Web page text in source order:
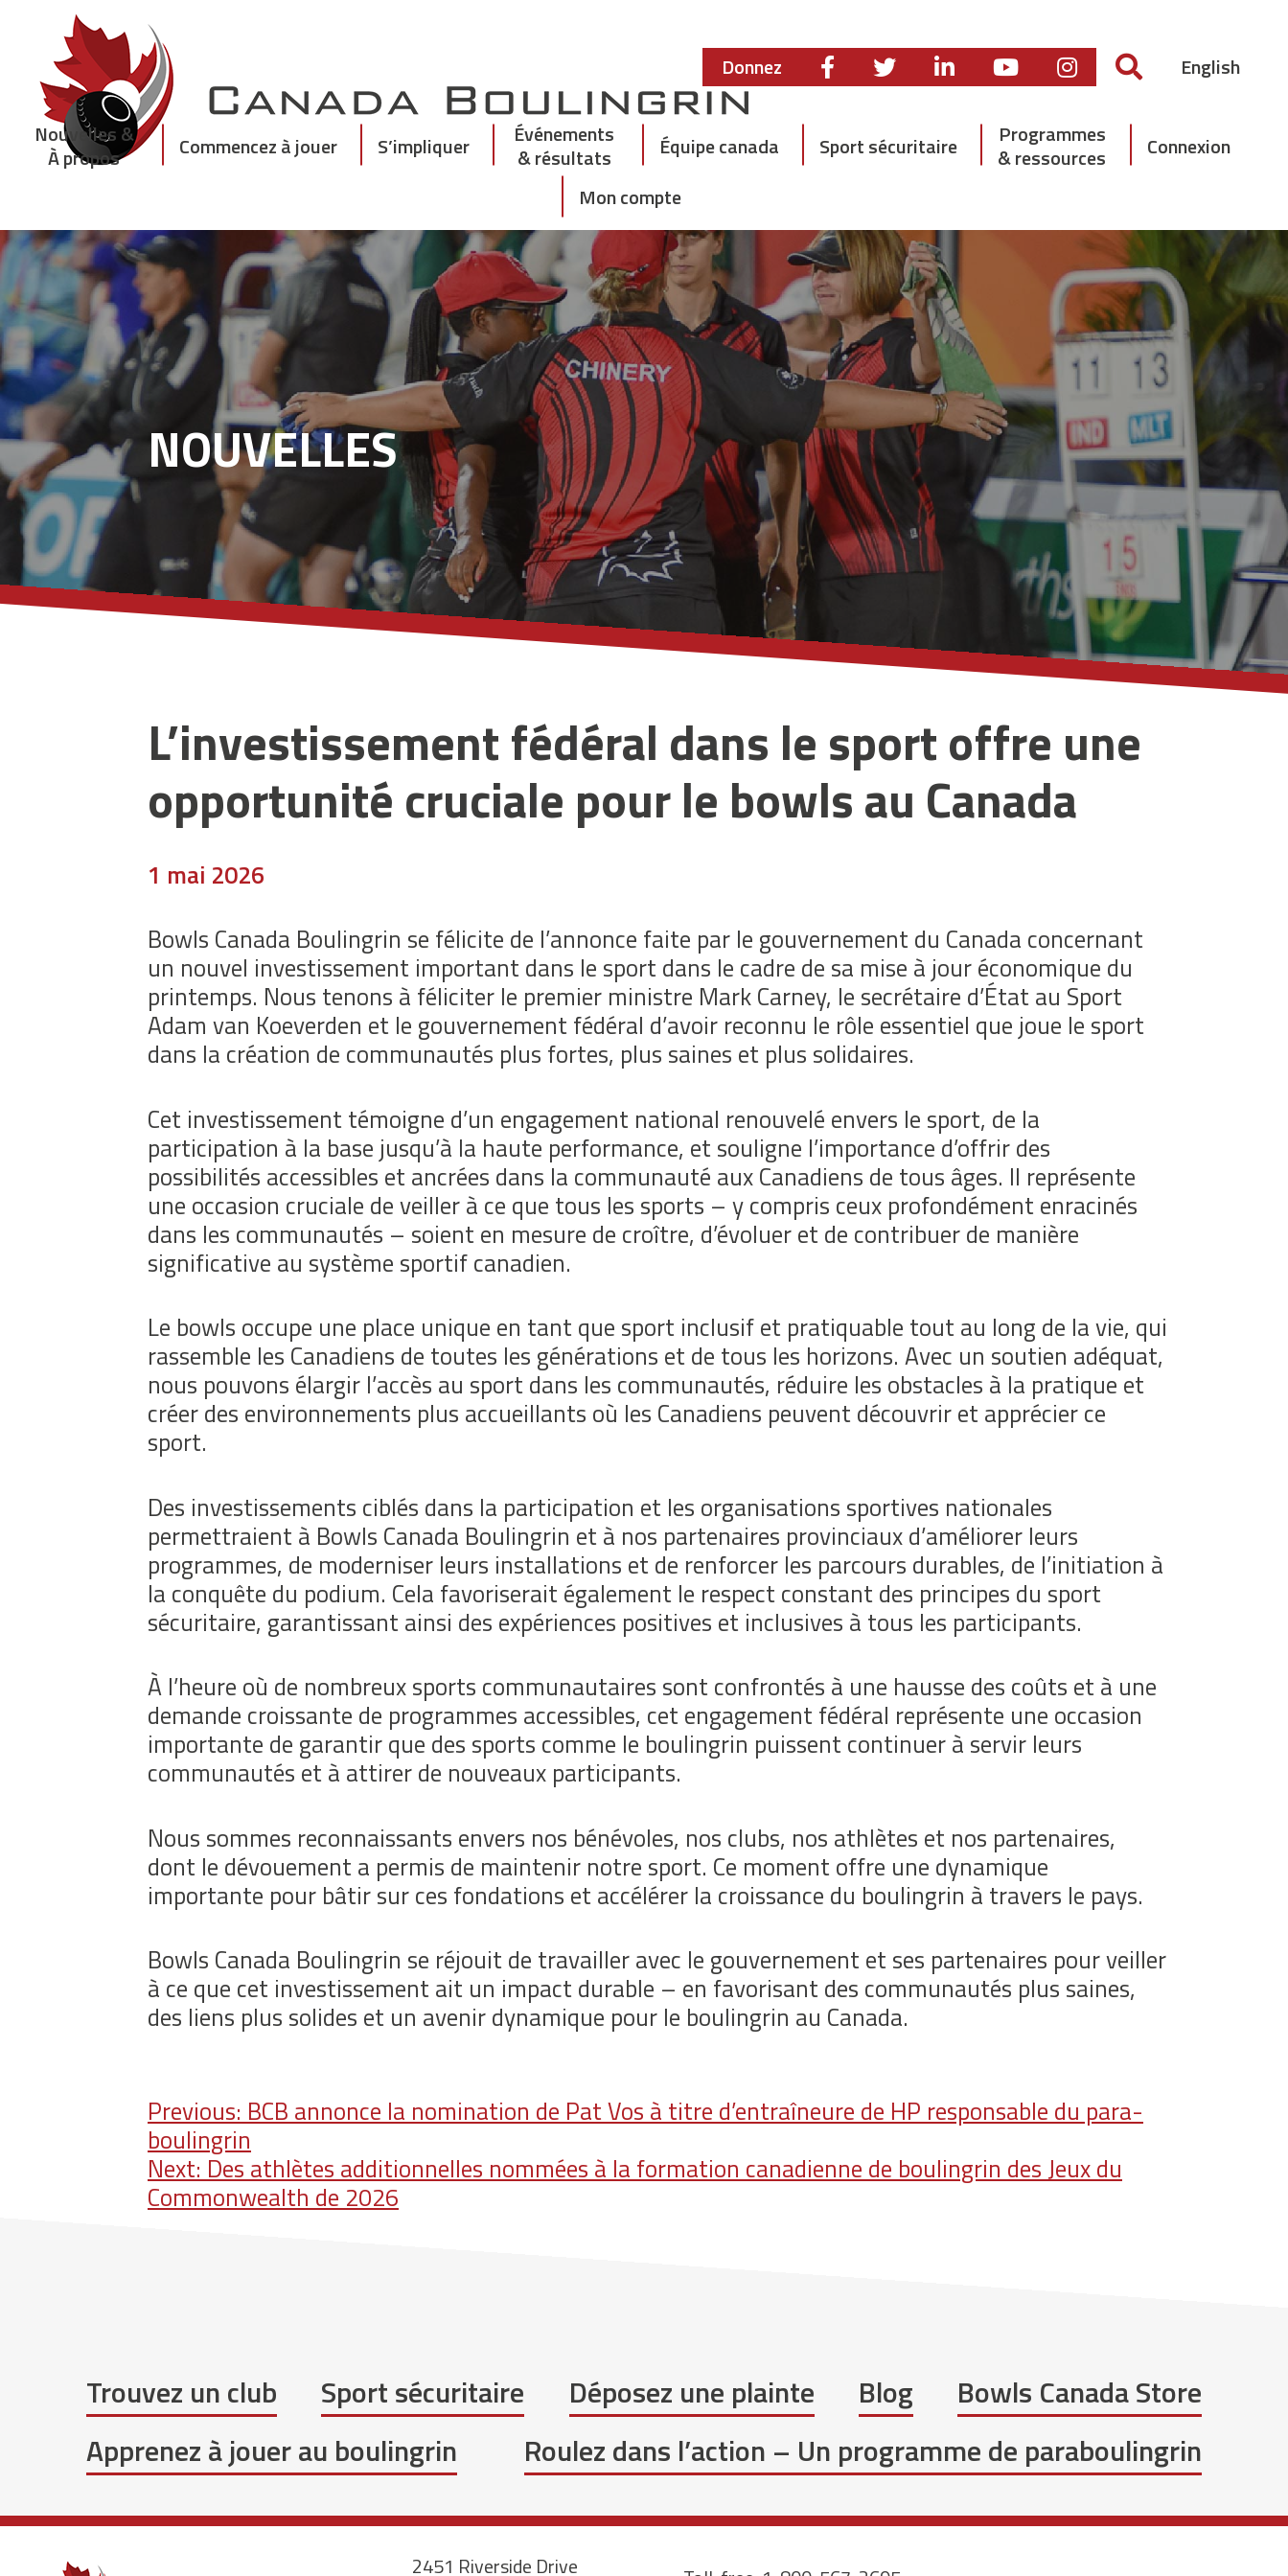
content Donnez English
Nouvelles &
À propos
Commencez à jouer S’impliquer
Événements
& résultats
Équipe canada Sport sécuritaire
Programmes
& ressources
Connexion
Mon compte
NOUVELLES
L’investissement fédéral dans le sport offre une
opportunité cruciale pour le bowls au Canada
1 mai 2026
Bowls Canada Boulingrin se félicite de l’annonce faite par le gouvernement du Canada concernant
un nouvel investissement important dans le sport dans le cadre de sa mise à jour économique du
printemps. Nous tenons à féliciter le premier ministre Mark Carney, le secrétaire d’État au Sport
Adam van Koeverden et le gouvernement fédéral d’avoir reconnu le rôle essentiel que joue le sport
dans la création de communautés plus fortes, plus saines et plus solidaires.
Cet investissement témoigne d’un engagement national renouvelé envers le sport, de la
participation à la base jusqu’à la haute performance, et souligne l’importance d’offrir des
possibilités accessibles et ancrées dans la communauté aux Canadiens de tous âges. Il représente
une occasion cruciale de veiller à ce que tous les sports – y compris ceux profondément enracinés
dans les communautés – soient en mesure de croître, d’évoluer et de contribuer de manière
significative au système sportif canadien.
Le bowls occupe une place unique en tant que sport inclusif et pratiquable tout au long de la vie, qui
rassemble les Canadiens de toutes les générations et de tous les horizons. Avec un soutien adéquat,
nous pouvons élargir l’accès au sport dans les communautés, réduire les obstacles à la pratique et
créer des environnements plus accueillants où les Canadiens peuvent découvrir et apprécier ce
sport.
Des investissements ciblés dans la participation et les organisations sportives nationales
permettraient à Bowls Canada Boulingrin et à nos partenaires provinciaux d’améliorer leurs
programmes, de moderniser leurs installations et de renforcer les parcours durables, de l’initiation à
la conquête du podium. Cela favoriserait également le respect constant des principes du sport
sécuritaire, garantissant ainsi des expériences positives et inclusives à tous les participants.
À l’heure où de nombreux sports communautaires sont confrontés à une hausse des coûts et à une
demande croissante de programmes accessibles, cet engagement fédéral représente une occasion
importante de garantir que des sports comme le boulingrin puissent continuer à servir leurs
communautés et à attirer de nouveaux participants.
Nous sommes reconnaissants envers nos bénévoles, nos clubs, nos athlètes et nos partenaires,
dont le dévouement a permis de maintenir notre sport. Ce moment offre une dynamique
importante pour bâtir sur ces fondations et accélérer la croissance du boulingrin à travers le pays.
Bowls Canada Boulingrin se réjouit de travailler avec le gouvernement et ses partenaires pour veiller
à ce que cet investissement ait un impact durable – en favorisant des communautés plus saines,
des liens plus solides et un avenir dynamique pour le boulingrin au Canada.
Navigation
de
l'article
Previous: BCB annonce la nomination de Pat Vos à titre d’entraîneure de HP responsable du para-
boulingrin
Next: Des athlètes additionnelles nommées à la formation canadienne de boulingrin des Jeux du
Commonwealth de 2026
Trouvez un club Sport sécuritaire Déposez une plainte Blog
Bowls Canada Store
Apprenez à jouer au boulingrin
Roulez dans l’action – Un programme de paraboulingrin
2451 Riverside Drive